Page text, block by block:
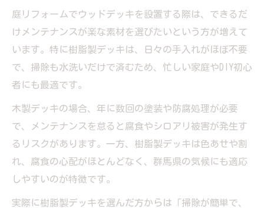
庭リフォームでウッドデッキを設置する際は、できるだ
けメンテナンスが楽な素材を選びたいという方が増えて
います。特に樹脂製デッキは、日々の手入れがほぼ不要
で、掃除も水洗いだけで済むため、忙しい家庭やDIY初心
者にも最適です。
木製デッキの場合、年に数回の塗装や防腐処理が必要
で、メンテナンスを怠ると腐食やシロアリ被害が発生す
るリスクがあります。一方、樹脂製デッキは色あせや割
れ、腐食の心配がほとんどなく、群馬県の気候にも適応
しやすいのが特徴です。
実際に樹脂製デッキを選んだ方からは「掃除が簡単で、